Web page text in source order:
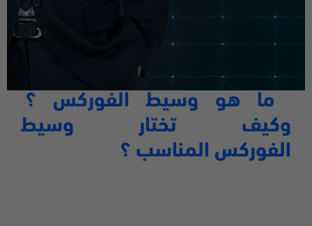
ما هو وسيط الفوركس ؟
وكيف تختار وسيط
الفوركس المناسب ؟